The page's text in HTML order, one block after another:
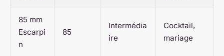
85 mm
Escarpi
n
85
Intermédia
ire
Cocktail,
mariage